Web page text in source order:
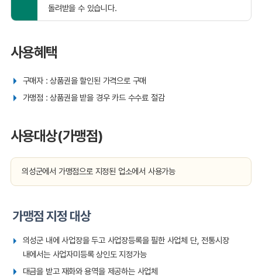
돌려받을 수 있습니다.
사용혜택
구매자 : 상품권을 할인된 가격으로 구매
가맹점 : 상품권을 받을 경우 카드 수수료 절감
사용대상(가맹점)
의성군에서 가맹점으로 지정된 업소에서 사용가능
가맹점 지정 대상
의성군 내에 사업장을 두고 사업장등록을 필한 사업체 단, 전통시장
내에서는 사업자미등록 상인도 지정가능
대금을 받고 재화와 용역을 제공하는 사업체